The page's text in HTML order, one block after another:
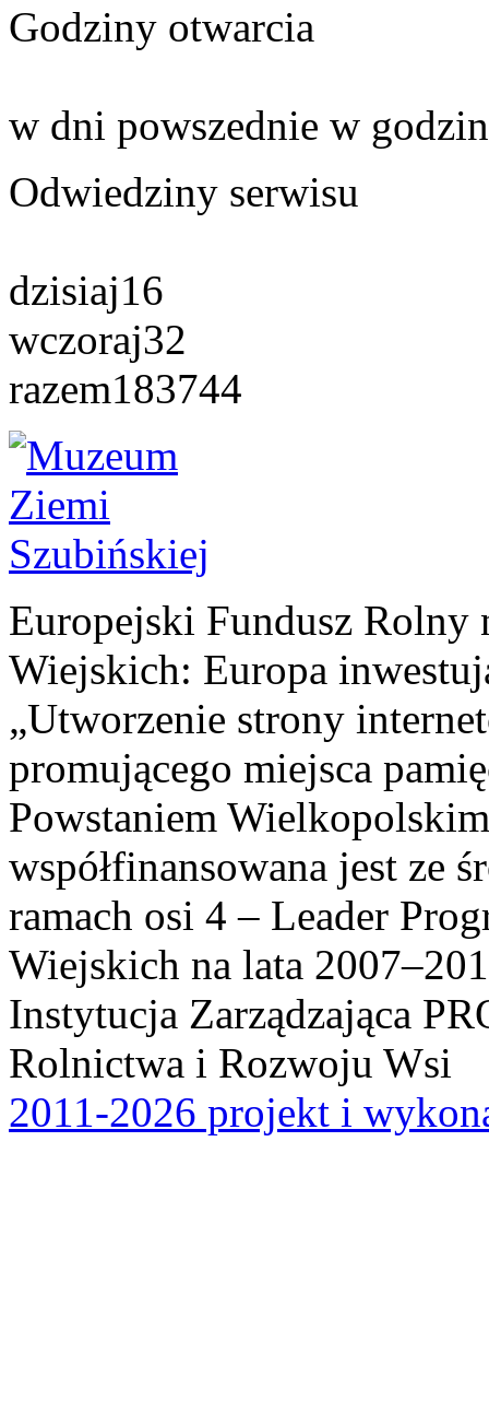
Godziny otwarcia
w dni powszednie w
Odwiedziny serwisu
dzisiaj16
wczoraj32
razem183744
Europejski Fundusz Rolny
Wiejskich: Europa
„Utworzenie strony
promującego miejsca
Powstaniem
współfinansowana jest ze
ramach osi 4 – Leader
Wiejskich na lata
Instytucja Zarządzająca
Rolnictwa i Rozwoju Wsi
2011-2026 projekt i